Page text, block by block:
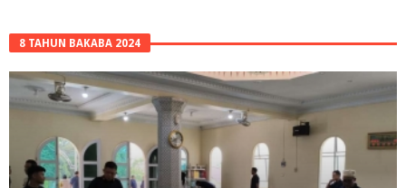
8 TAHUN BAKABA 2024